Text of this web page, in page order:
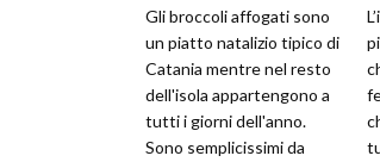
Gli broccoli affogati sono
un piatto natalizio tipico di
Catania mentre nel resto
dell'isola appartengono a
tutti i giorni dell'anno.
Sono semplicissimi da